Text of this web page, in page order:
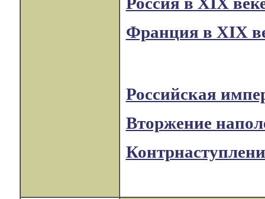
Франция в XIX
Российская
Вторжение